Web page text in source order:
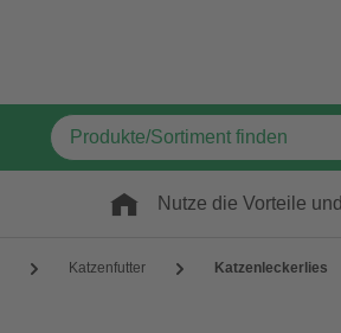
Nutze die Vorteile und
Katzenfutter Katzenleckerlies